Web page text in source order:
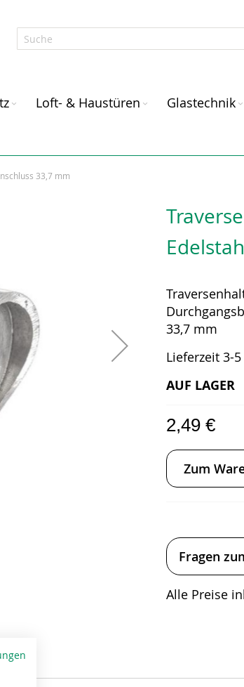
Loft- & Haustüren Glastechnik
33,7 mm
33,7 mm
Lieferzeit 3-
AUF LAGER
2,49 €
Zum
Fragen
Alle Preise